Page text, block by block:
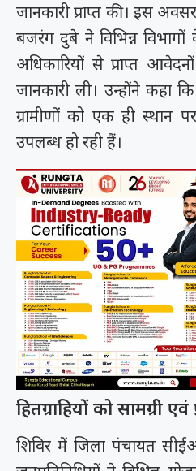
जानकारी प्राप्त की। इस
बजरंग दुबे ने विभिन्न विभागों
अधिकारियों से प्राप्त
जानकारी ली। उन्होंने कहा
ग्रामीणों को एक ही स्थान
उपलब्ध हो रही हैं।
हितग्राहियों को सामग्री
शिविर में जिला पंचायत